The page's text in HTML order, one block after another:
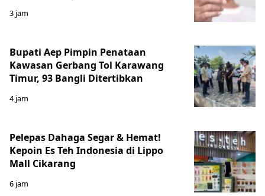
3 jam
Bupati Aep Pimpin Penataan
Kawasan Gerbang Tol Karawang
Timur, 93 Bangli Ditertibkan
4 jam
Pelepas Dahaga Segar & Hemat!
Kepoin Es Teh Indonesia di Lippo
Mall Cikarang
6 jam